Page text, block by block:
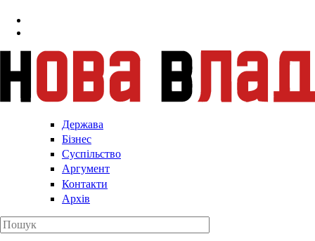
Держава
Бізнес
Суспільство
Аргумент
Контакти
Архів